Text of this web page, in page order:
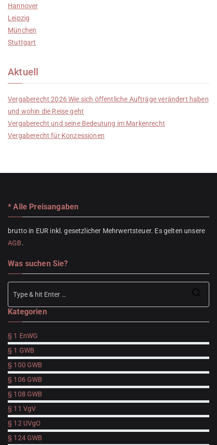
Hannover
Leipzig
München
Stuttgart
Aktuell
Vergaberecht 2026 Wie sich öffentliche Aufträge verändert haben
und wohin die Reise geht
Vergaberecht und seine Bedeutung im Markenrecht
Vergaberecht für Konzessionen
* Alle Preisangaben
brutto in EUR inkl. gesetzlicher Mehrwertsteuer. Es gelten unsere
AGB.
Was suchen Sie?
Kategorien
§ 1 EnWG
§ 1 GWB
§ 100 GWB
§ 106 GWB
§ 108 GWB
§ 11 VgV
§ 12 UVgO
§ 124 GWB